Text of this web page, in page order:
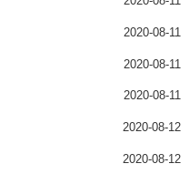
2020-08-11
2020-08-11
2020-08-11
2020-08-12
2020-08-12